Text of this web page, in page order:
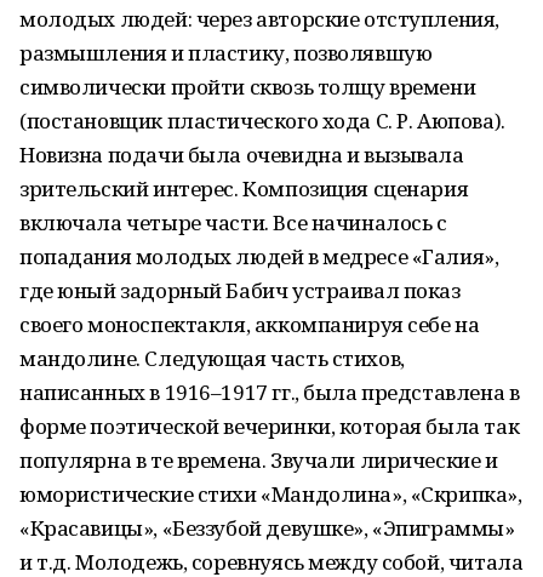
молодых людей: через авторские отступления,
размышления и пластику, позволявшую
символически пройти сквозь толщу времени
(постановщик пластического хода С. Р. Аюпова).
Новизна подачи была очевидна и вызывала
зрительский интерес. Композиция сценария
включала четыре части. Все начиналось с
попадания молодых людей в медресе «Галия»,
где юный задорный Бабич устраивал показ
своего моноспектакля, аккомпанируя себе на
мандолине. Следующая часть стихов,
написанных в 1916–1917 гг., была представлена в
форме поэтической вечеринки, которая была так
популярна в те времена. Звучали лирические и
юмористические стихи «Мандолина», «Скрипка»,
«Красавицы», «Беззубой девушке», «Эпиграммы»
и т.д. Молодежь, соревнуясь между собой, читала